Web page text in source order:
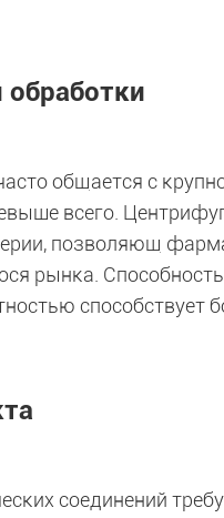
общается с
всего.
позволяющ
рынка.
способствует
соединений